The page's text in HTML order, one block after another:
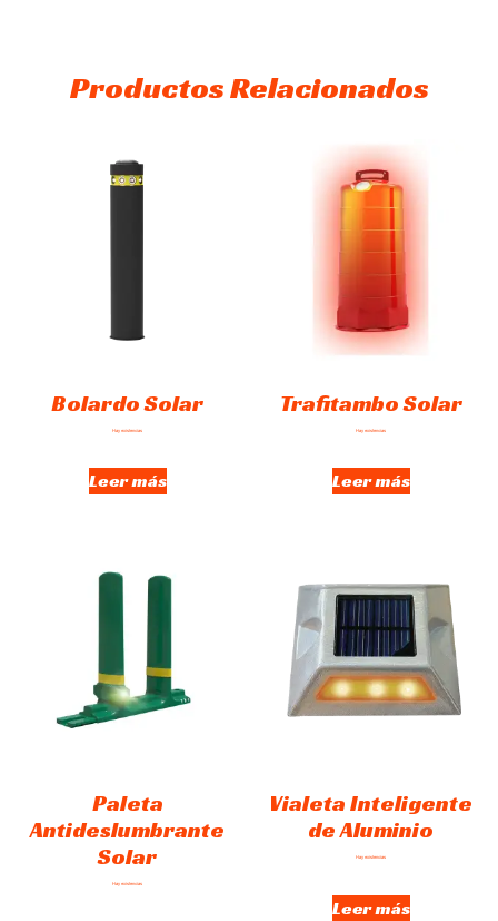
Productos Relacionados
Bolardo Solar
Hay existencias
Leer más
Trafitambo Solar
Hay existencias
Leer más
Paleta
Antideslumbrante
Solar
Hay existencias
Vialeta Inteligente
de Aluminio
Hay existencias
Leer más